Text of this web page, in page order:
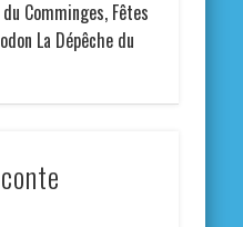
Comminges, Fêtes
La Dépêche du